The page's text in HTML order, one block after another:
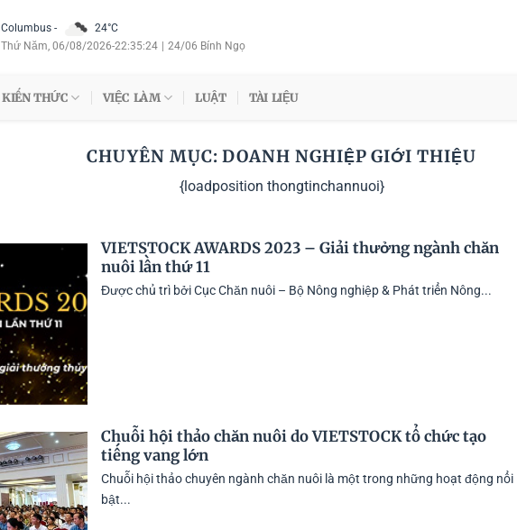
Columbus-
24°C
Thứ Năm, 06/08/2026-22:35:24 24/06 Bính Ngọ
KIẾN THỨC VIỆC LÀM LUẬT TÀI LIỆU
CHUYÊN MỤC:DOANH NGHIỆP GIỚI THIỆU
{loadposition thongtinchannuoi}
VIETSTOCK AWARDS 2023 – Giải thưởng ngành chăn
nuôi lần thứ 11
Được chủ trì bởi Cục Chăn nuôi – Bộ Nông nghiệp & Phát triển Nông...
Chuỗi hội thảo chăn nuôi do VIETSTOCK tổ chức tạo
tiếng vang lớn
Chuỗi hội thảo chuyên ngành chăn nuôi là một trong những hoạt động nổi
bật...